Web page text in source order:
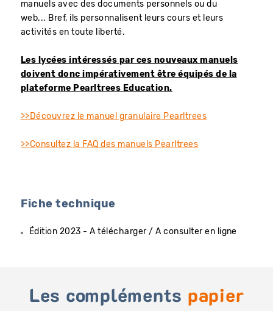
manuels avec des documents personnels ou du
web... Bref, ils personnalisent leurs cours et leurs
activités en toute liberté.
Les lycées intéressés par ces nouveaux manuels
doivent donc impérativement être équipés de la
plateforme Pearltrees Education.
>>Découvrez le manuel granulaire Pearltrees
>>Consultez la FAQ des manuels Pearltrees
Fiche technique
Édition 2023 - A télécharger / A consulter en ligne
Les compléments papier